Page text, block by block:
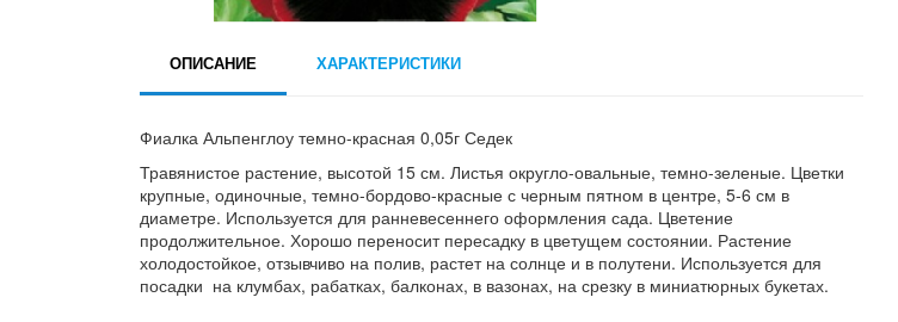
ОПИСАНИЕ ХАРАКТЕРИСТИКИ
Фиалка Альпенглоу темно-красная 0,05г Седек
Травянистое растение, высотой 15 см. Листья округло-овальные, темно-зеленые. Цветки
крупные, одиночные, темно-бордово-красные с черным пятном в центре, 5-6 см в
диаметре. Используется для ранневесеннего оформления сада. Цветение
продолжительное. Хорошо переносит пересадку в цветущем состоянии. Растение
холодостойкое, отзывчиво на полив, растет на солнце и в полутени. Используется для
посадки на клумбах, рабатках, балконах, в вазонах, на срезку в миниатюрных букетах.